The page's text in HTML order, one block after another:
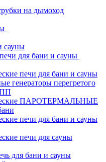
на дымоход
сауны
для бани и сауны
печи для бани и сауны
генераторы перегретого
ПАРОТЕРМАЛЬНЫЕ
печи для бани и сауны
печи для сауны
для бани и сауны